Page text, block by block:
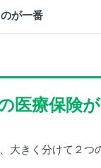
が一番
医療保険
大きく分けて２つ